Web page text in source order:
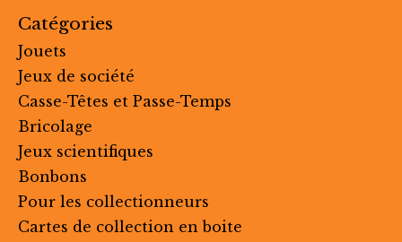
Catégories
Jouets
Jeux de société
Casse-Têtes et Passe-Temps
Bricolage
Jeux scientifiques
Bonbons
Pour les collectionneurs
Cartes de collection en boite